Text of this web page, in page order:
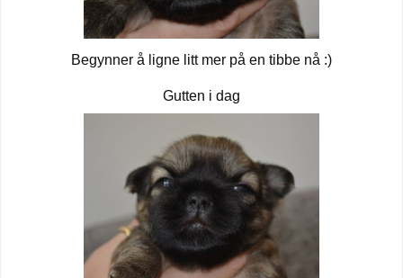
Begynner å ligne litt mer på en tibbe nå :)
Gutten i dag